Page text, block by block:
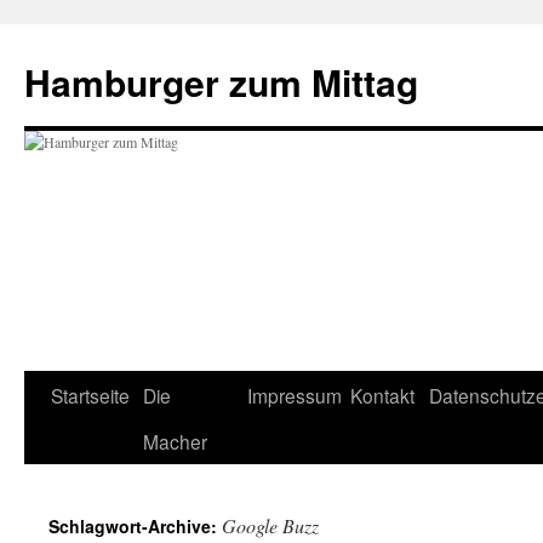
Hamburger zum Mittag
Zum
Startseite Die
Macher
Impressum Kontakt
Schlagwort-Archive: Google Buzz